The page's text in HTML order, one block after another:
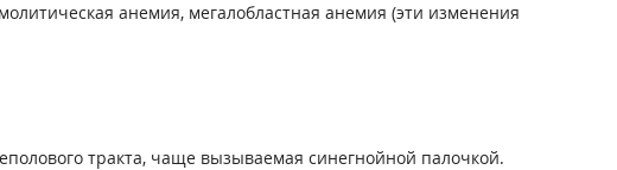
анемия, мегалобластная анемия (эти изменения
тракта, чаще вызываемая синегнойной палочкой.